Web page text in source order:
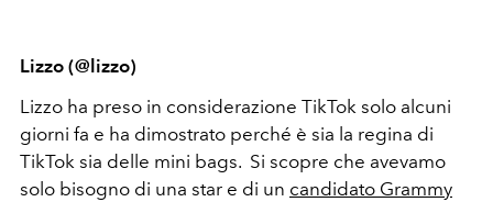
Lizzo (@lizzo)
Lizzo ha preso in considerazione TikTok solo alcuni
giorni fa e ha dimostrato perché è sia la regina di
TikTok sia delle mini bags. Si scopre che avevamo
solo bisogno di una star e di un candidato Grammy